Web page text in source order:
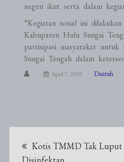
negeri ikut serta dalam
“Kegiatan sosial ini
Kabupaten Hulu Sungai
partisipasi masyarakat
Sungai Tengah dalam
April 7, 2020 Daerah
Navigasi
Kotis TMMD Tak Luput
Disinfektan